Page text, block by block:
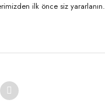
ilk önce siz yararlanın.